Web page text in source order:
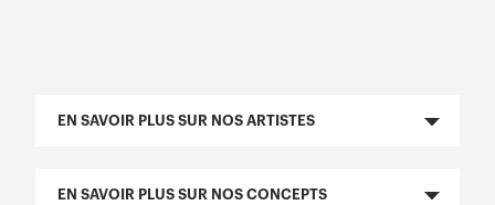
EN SAVOIR PLUS SUR NOS ARTISTES
EN SAVOIR PLUS SUR NOS CONCEPTS